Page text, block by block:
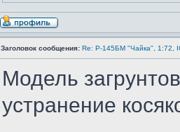
Заголовок сообщения: Re: Р-145БМ "Чайка", 1:72,
Модель
устранение